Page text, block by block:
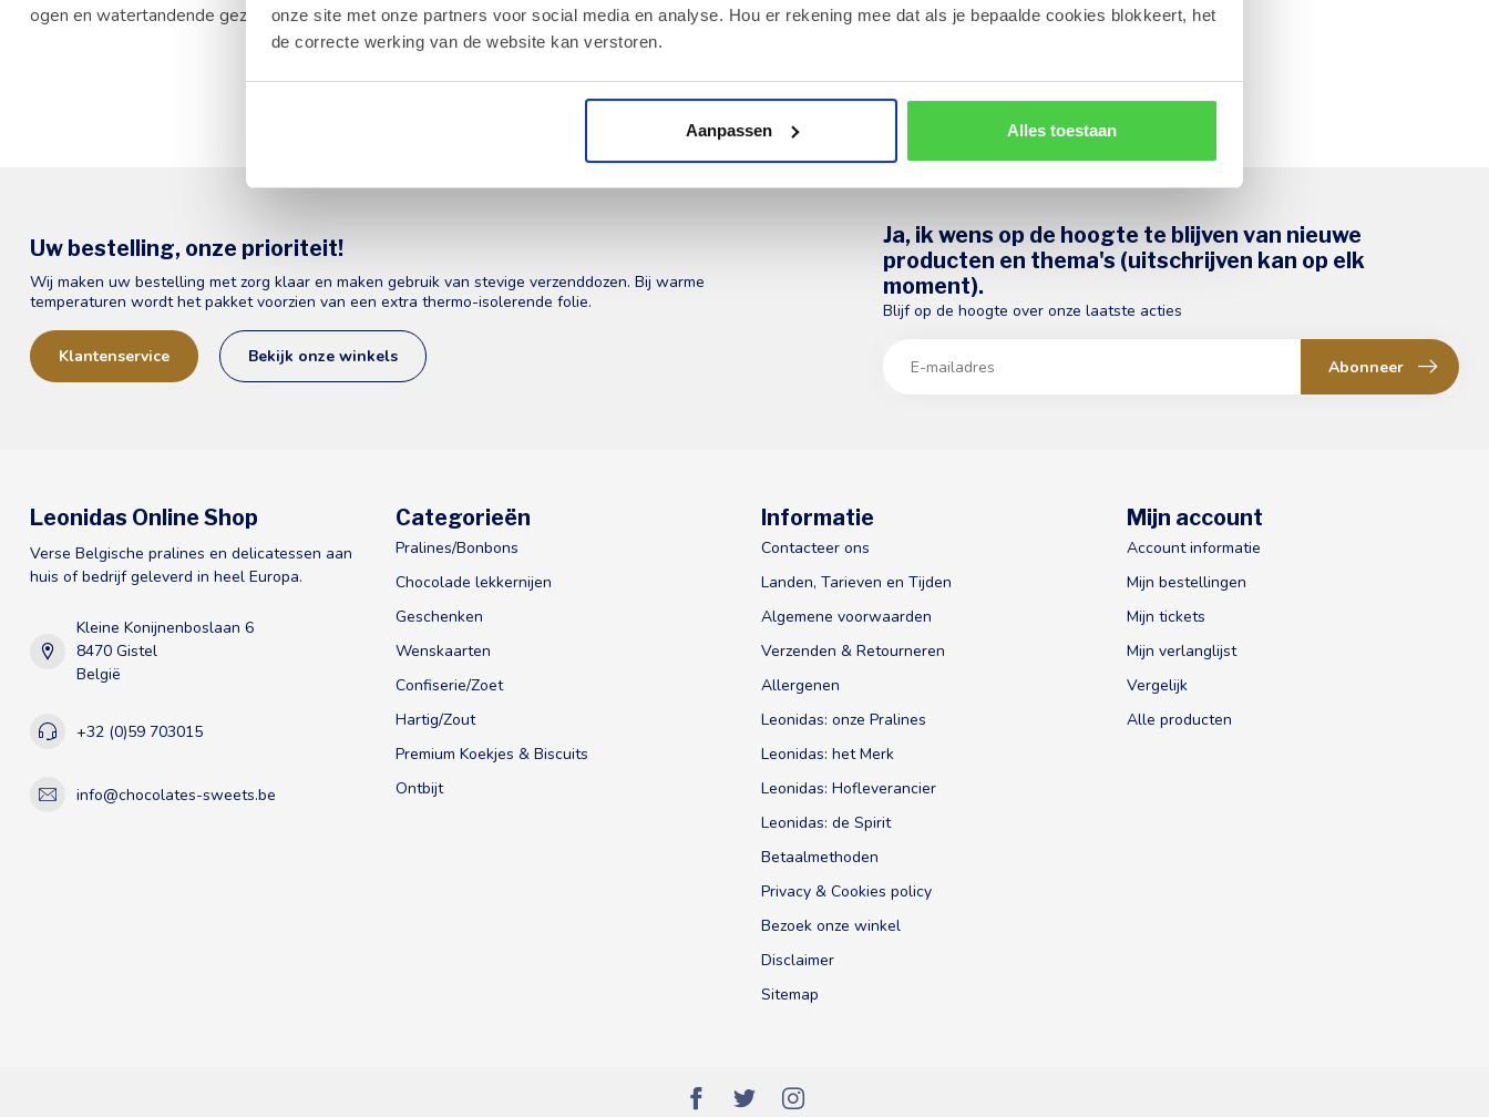
onze site met onze partners voor social media en analyse. Hou er rekening mee dat als je bepaalde cookies blokkeert, het
de correcte werking van de website kan verstoren.
Aanpassen Alles toestaan
ogen en watertandende gezichten gegarandeerd!
Uw bestelling, onze prioriteit!
Wij maken uw bestelling met zorg klaar en maken gebruik van stevige verzenddozen. Bij warme
temperaturen wordt het pakket voorzien van een extra thermo-isolerende folie.
Klantenservice Bekijk onze winkels
Ja, ik wens op de hoogte te blijven van nieuwe
producten en thema's (uitschrijven kan op elk
moment).
Blijf op de hoogte over onze laatste acties
Abonneer
Leonidas Online Shop
Verse Belgische pralines en delicatessen aan
huis of bedrijf geleverd in heel Europa.
Kleine Konijnenboslaan 6
8470 Gistel
België
+32 (0)59 703015
info@chocolates-sweets.be
Categorieën
Pralines/Bonbons
Chocolade lekkernijen
Geschenken
Wenskaarten
Confiserie/Zoet
Hartig/Zout
Premium Koekjes & Biscuits
Ontbijt
Informatie
Contacteer ons
Landen, Tarieven en Tijden
Algemene voorwaarden
Verzenden & Retourneren
Allergenen
Leonidas: onze Pralines
Leonidas: het Merk
Leonidas: Hofleverancier
Leonidas: de Spirit
Betaalmethoden
Privacy & Cookies policy
Bezoek onze winkel
Disclaimer
Sitemap
Mijn account
Account informatie
Mijn bestellingen
Mijn tickets
Mijn verlanglijst
Vergelijk
Alle producten